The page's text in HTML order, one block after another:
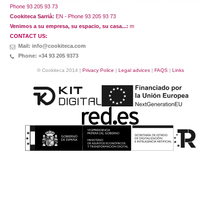
Phone 93 205 93 73
Cookiteca Sarrià: EN - Phone 93 205 93 73
Venimos a su empresa, su espacio, su casa...: m
CONTACT US:
Mail: info@cookiteca.com
Phone: +34 93 205 9373
© Cookiteca 2014 | Privacy Police | Legal advices | FAQS | Links